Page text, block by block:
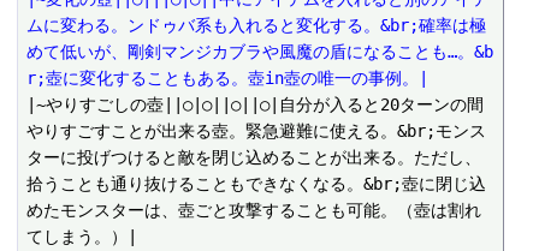
ムに変わる。ンドゥバ系も入れると変化する。&br;確率は極
めて低いが、剛剣マンジカブラや風魔の盾になることも…。&b
r;壺に変化することもある。壺in壺の唯一の事例。|
|~やりすごしの壺||○|○||○||○|自分が入ると20ターンの間
やりすごすことが出来る壺。緊急避難に使える。&br;モンス
ターに投げつけると敵を閉じ込めることが出来る。ただし、
拾うことも通り抜けることもできなくなる。&br;壺に閉じ込
めたモンスターは、壺ごと攻撃することも可能。（壺は割れ
てしまう。）|